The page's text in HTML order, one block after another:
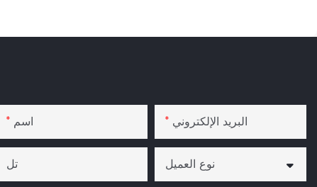
اسم البريد الإلكتروني
تل نوع العميل